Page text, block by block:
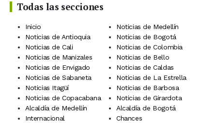
Todas las secciones
Inicio
Noticias de Medellín
Noticias de Antioquia
Noticias de Bogotá
Noticias de Cali
Noticias de Colombia
Noticias de Manizales
Noticias de Bello
Noticias de Envigado
Noticias de Caldas
Noticias de Sabaneta
Noticias de La Estrella
Noticias Itagüí
Noticias de Barbosa
Noticias de Copacabana
Noticias de Girardota
Alcaldía de Medellín
Alcaldía de Bogotá
Internacional
Chances